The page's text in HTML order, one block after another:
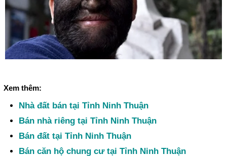
Xem thêm:
Nhà đất bán tại Tỉnh Ninh Thuận
Bán nhà riêng tại Tỉnh Ninh Thuận
Bán đất tại Tỉnh Ninh Thuận
Bán căn hộ chung cư tại Tỉnh Ninh Thuận